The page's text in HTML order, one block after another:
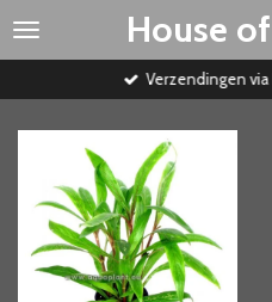
Ga
House
Verzendingen